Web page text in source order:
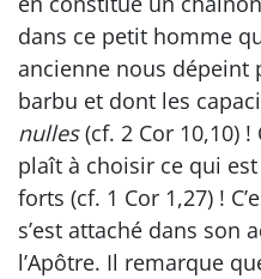
dans ce petit homme
ancienne nous dépeint
barbu et dont les
nulles(cf. 2 Cor 10,10)
plaît à choisir ce qui
forts (cf. 1 Cor 1,27) !
s’est attaché dans son
l’Apôtre. Il remarque